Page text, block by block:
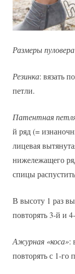
Размеры пуловера
Резинка: вязать
петли.
Патентная
й ряд (=
лицевая
нижележащего
спицы
В высоту 1 раз
повторять 3-й и
Ажурная «коса»:
повторять с 1-го